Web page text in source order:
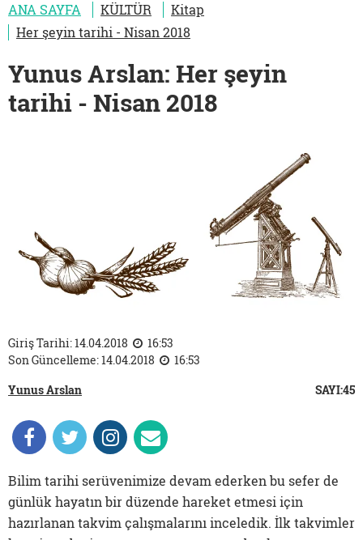
ANA SAYFA KÜLTÜR
Kitap
Her şeyin tarihi - Nisan 2018
Yunus Arslan: Her şeyin
tarihi - Nisan 2018
Giriş Tarihi: 14.04.2018
16:53
Son Güncelleme: 14.04.2018
16:53
Yunus Arslan
SAYI:45
Bilim tarihi serüvenimize devam ederken bu sefer de
günlük hayatın bir düzende hareket etmesi için
hazırlanan takvim çalışmalarını inceledik. İlk takvimler